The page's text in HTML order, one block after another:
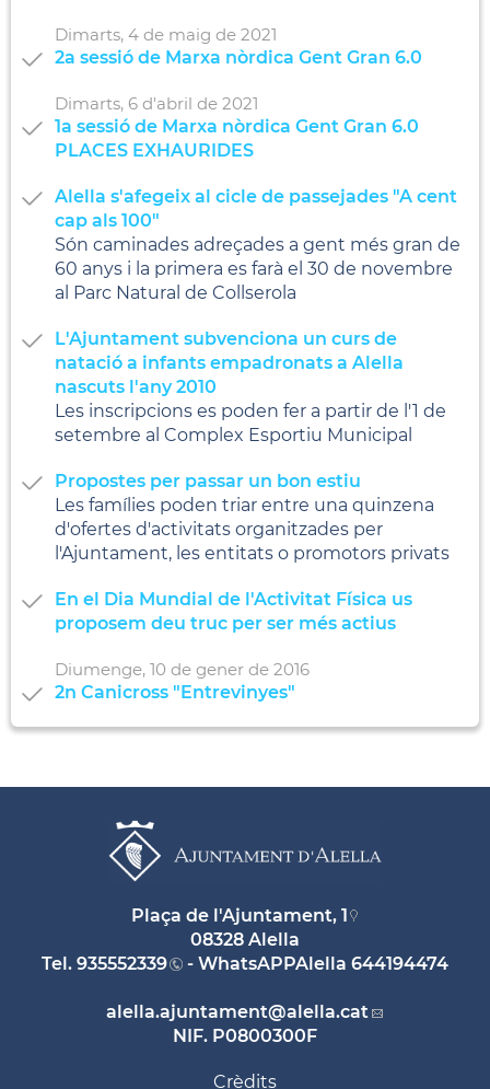
Dimarts, 4 de maig de 2021
2a sessió de Marxa nòrdica Gent Gran 6.0
Dimarts, 6 d'abril de 2021
1a sessió de Marxa nòrdica Gent Gran 6.0
PLACES EXHAURIDES
Alella s'afegeix al cicle de passejades "A cent
cap als 100"
Són caminades adreçades a gent més gran de
60 anys i la primera es farà el 30 de novembre
al Parc Natural de Collserola
L'Ajuntament subvenciona un curs de
natació a infants empadronats a Alella
nascuts l'any 2010
Les inscripcions es poden fer a partir de l'1 de
setembre al Complex Esportiu Municipal
Propostes per passar un bon estiu
Les famílies poden triar entre una quinzena
d'ofertes d'activitats organitzades per
l'Ajuntament, les entitats o promotors privats
En el Dia Mundial de l'Activitat Física us
proposem deu truc per ser més actius
Diumenge, 10 de gener de 2016
2n Canicross "Entrevinyes"
Plaça de l'Ajuntament, 1
08328 Alella
Tel. 935552339 - WhatsAPPAlella 644194474
alella.ajuntament@alella.cat
NIF. P0800300F
Crèdits